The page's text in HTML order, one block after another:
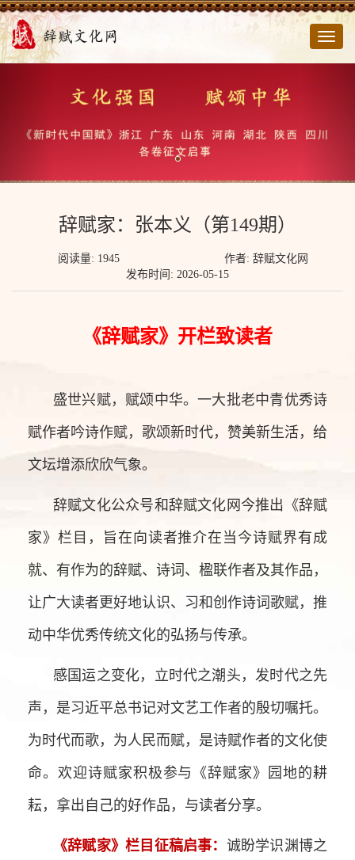
切
辞赋家：张本义（第149期）
阅读量: 1945
作者: 辞赋文化网
发布时间: 2026-05-15
《辞赋家》开栏致读者
盛世兴赋，赋颂中华。一大批老中青优秀诗
赋作者吟诗作赋，歌颂新时代，赞美新生活，给
文坛增添欣欣气象。
辞赋文化公众号和辞赋文化网今推出《辞赋
家》栏目，旨在向读者推介在当今诗赋界有成
就、有作为的辞赋、诗词、楹联作者及其作品，
让广大读者更好地认识、习和创作诗词歌赋，推
动中华优秀传统文化的弘扬与传承。
感国运之变化，立时代之潮头，发时代之先
声，是习近平总书记对文艺工作者的殷切嘱托。
为时代而歌，为人民而赋，是诗赋作者的文化使
命。欢迎诗赋家积极参与《辞赋家》园地的耕
耘，拿出自己的好作品，与读者分享。
《辞赋家》栏目征稿启事： 诚盼学识渊博之